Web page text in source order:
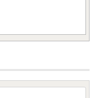
控除について」か
枝市ホームページ
ください！
人認証アプリ＜ア